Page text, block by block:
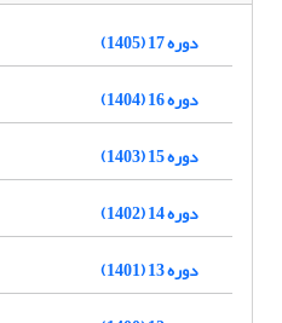
دوره 17 (1405)
دوره 16 (1404)
دوره 15 (1403)
دوره 14 (1402)
دوره 13 (1401)